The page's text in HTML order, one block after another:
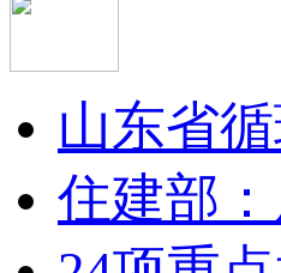
山东省
住建部